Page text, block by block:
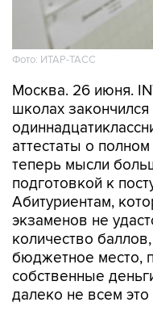
Фото: ИТАР-ТАСС
Москва. 26 июня.
школах
аттестаты о
теперь мысли
подготовкой к
Абитуриентам,
экзаменов не
количество
бюджетное место,
собственные
далеко не всем это